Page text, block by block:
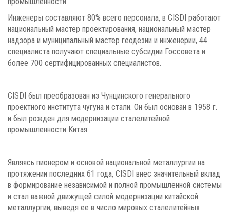
Инженеры составляют 80% всего персонала, в CISDI работают
национальный мастер проектирования, национальный мастер
надзора и муниципальный мастер геодезии и инженерии, 44
специалиста получают специальные субсидии Госсовета и
более 700 сертифицированных специалистов.
CISDI был преобразован из Чунцинского генерального
проектного института чугуна и стали. Он был основан в 1958 г.
и был рожден для модернизации сталелитейной
промышленности Китая.
Являясь пионером и основой национальной металлургии на
протяжении последних 61 года, CISDI внес значительный вклад
в формирование независимой и полной промышленной системы
и стал важной движущей силой модернизации китайской
металлургии, выведя ее в число мировых сталелитейных